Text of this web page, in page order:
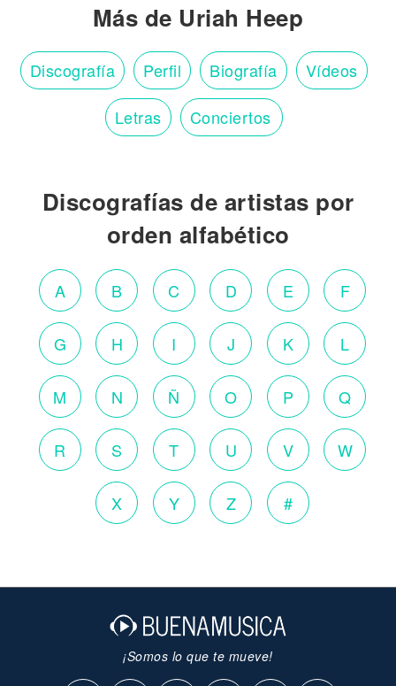
Más de Uriah Heep
Discografía Perfil Biografía Vídeos
Letras Conciertos
Discografías de artistas por
orden alfabético
A B C D E F
G H I J K L
M N Ñ O P Q
R S T U V W
X Y Z #
¡Somos lo que te mueve!